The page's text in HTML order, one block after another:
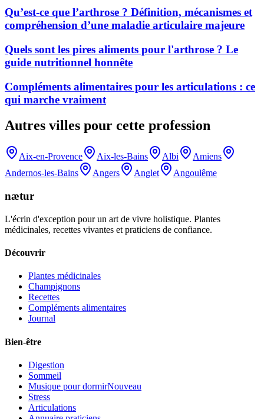
Qu’est-ce que l’arthrose ? Définition, mécanismes et
compréhension d’une maladie articulaire majeure
Quels sont les pires aliments pour l'arthrose ? Le
guide nutritionnel honnête
Compléments alimentaires pour les articulations : ce
qui marche vraiment
Autres villes pour cette profession
Aix-en-Provence Aix-les-Bains Albi
Amiens
Andernos-les-Bains
Angers Anglet Angoulême
nætur
L'écrin d'exception pour un art de vivre holistique. Plantes
médicinales, recettes vivantes et praticiens de confiance.
Découvrir
Plantes médicinales
Champignons
Recettes
Compléments alimentaires
Journal
Bien-être
Digestion
Sommeil
Musique pour dormirNouveau
Stress
Articulations